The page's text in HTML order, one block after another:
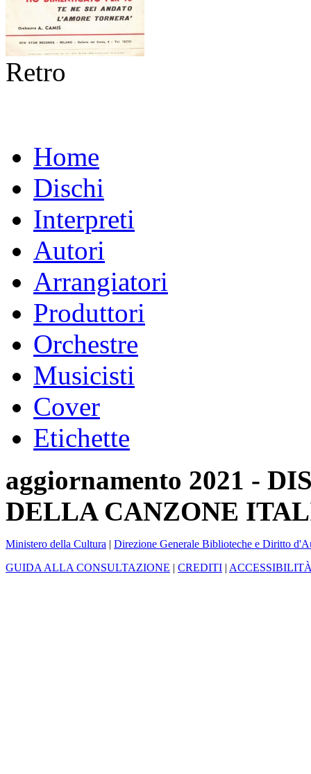
Retro
Home
Dischi
Interpreti
Autori
Arrangiatori
Produttori
Orchestre
Musicisti
Cover
Etichette
aggiornamento 2021 -
DELLA CANZONE
Ministero della Cultura | Direzione Generale Biblioteche e Diritto
GUIDA ALLA CONSULTAZIONE | CREDITI |